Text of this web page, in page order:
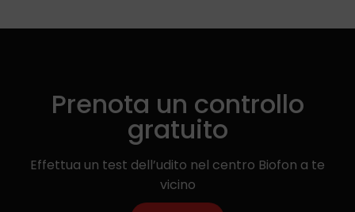
Prenota un controllo
gratuito
Effettua un test dell’udito nel centro Biofon a te
vicino